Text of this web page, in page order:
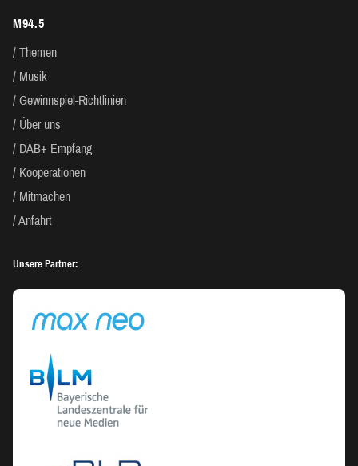
M94.5
Themen
Musik
Gewinnspiel-Richtlinien
Über uns
DAB+ Empfang
Kooperationen
Mitmachen
Anfahrt
Unsere Partner: